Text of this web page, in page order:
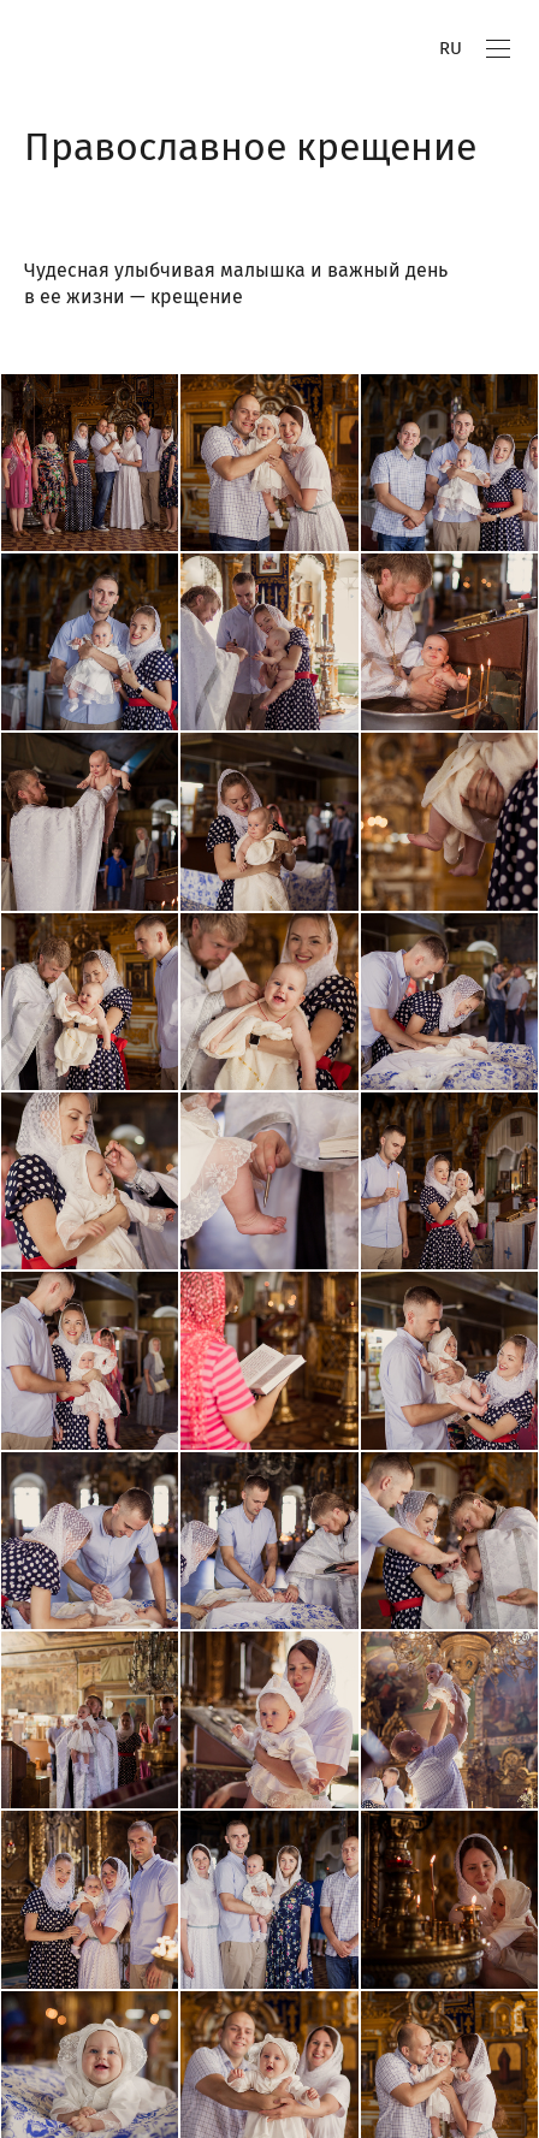
RU
Православное крещение
Чудесная улыбчивая малышка и важный день
в ее жизни — крещение